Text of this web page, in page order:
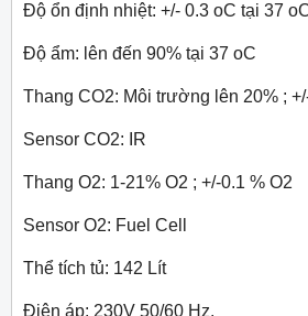
Độ ổn định nhiệt: +/- 0.3 oC tại 37
Độ ẩm: lên đến 90% tại 37 oC
Thang CO2: Môi trường lên 20% ;
Sensor CO2: IR
Thang O2: 1-21% O2 ; +/-0.1 % O2
Sensor O2: Fuel Cell
Thể tích tủ: 142 Lít
Điện áp: 230V 50/60 Hz.